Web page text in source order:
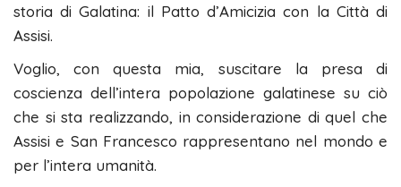
storia di Galatina: il Patto d’Amicizia con la Città di
Assisi.
Voglio, con questa mia, suscitare la presa di
coscienza dell’intera popolazione galatinese su ciò
che si sta realizzando, in considerazione di quel che
Assisi e San Francesco rappresentano nel mondo e
per l’intera umanità.